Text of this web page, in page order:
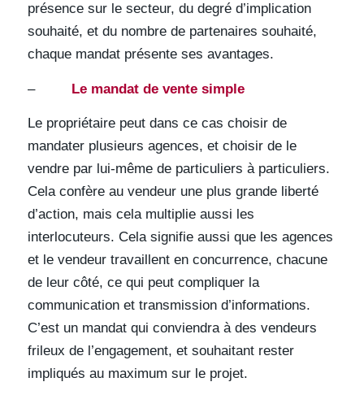
présence sur le secteur, du degré d’implication
souhaité, et du nombre de partenaires souhaité,
chaque mandat présente ses avantages.
– Le mandat de vente simple
Le propriétaire peut dans ce cas choisir de
mandater plusieurs agences, et choisir de le
vendre par lui-même de particuliers à particuliers.
Cela confère au vendeur une plus grande liberté
d’action, mais cela multiplie aussi les
interlocuteurs. Cela signifie aussi que les agences
et le vendeur travaillent en concurrence, chacune
de leur côté, ce qui peut compliquer la
communication et transmission d’informations.
C’est un mandat qui conviendra à des vendeurs
frileux de l’engagement, et souhaitant rester
impliqués au maximum sur le projet.